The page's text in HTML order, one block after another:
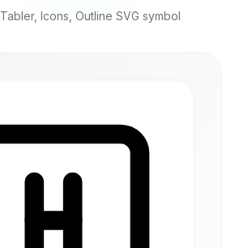
Tabler, Icons, Outline SVG symbol